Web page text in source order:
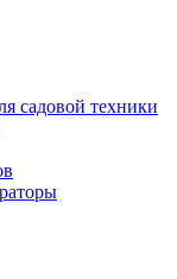
садовой техники